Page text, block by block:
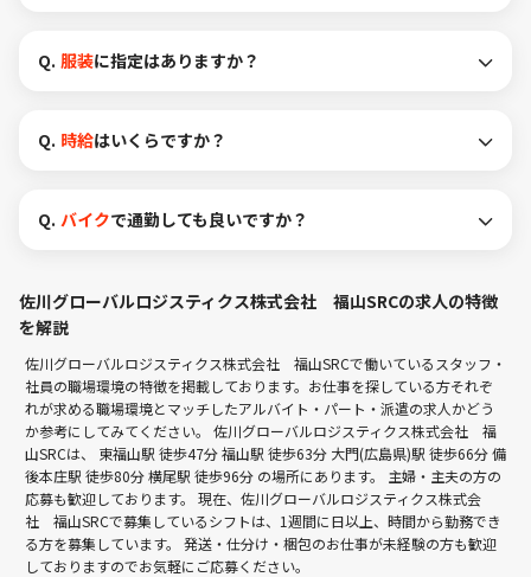
Q. 服装に指定はありますか？
Q. 時給はいくらですか？
Q. バイクで通勤しても良いですか？
佐川グローバルロジスティクス株式会社 福山SRCの求人の特徴
を解説
佐川グローバルロジスティクス株式会社 福山SRCで働いているスタッフ・
社員の職場環境の特徴を掲載しております。お仕事を探している方それぞ
れが求める職場環境とマッチしたアルバイト・パート・派遣の求人かどう
か参考にしてみてください。 佐川グローバルロジスティクス株式会社 福
山SRCは、 東福山駅 徒歩47分福山駅 徒歩63分 大門(広島県)駅 徒歩66分備
後本庄駅 徒歩80分横尾駅 徒歩96分 の場所にあります。 主婦・主夫の方の
応募も歓迎しております。 現在、佐川グローバルロジスティクス株式会
社 福山SRCで募集しているシフトは、1週間に日以上、時間から勤務でき
る方を募集しています。 発送・仕分け・梱包のお仕事が未経験の方も歓迎
しておりますのでお気軽にご応募ください。